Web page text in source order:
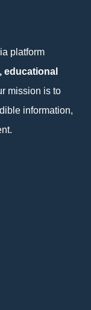
platform
educational
mission is to
information,